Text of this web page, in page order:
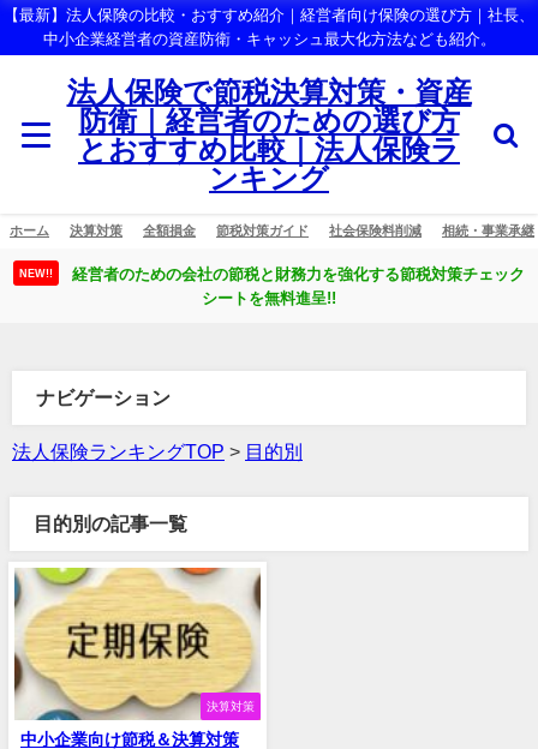
【最新】法人保険の比較・おすすめ紹介｜経営者向け保険の選び方｜社長、
中小企業経営者の資産防衛・キャッシュ最大化方法なども紹介。
法人保険で節税決算対策・資産
防衛｜経営者のための選び方
とおすすめ比較｜法人保険ラ
ンキング
ホーム 決算対策 全額損金 節税対策ガイド 社会保険料削減 相続・事業承継
NEW!!
経営者のための会社の節税と財務力を強化する節税対策チェック
シートを無料進呈!!
ナビゲーション
法人保険ランキングTOP > 目的別
目的別の記事一覧
決算対策
中小企業向け節税＆決算対策